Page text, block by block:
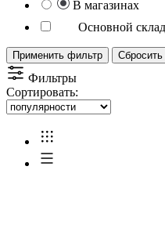
В магазинах
Основной склад
Применить фильтр
Фильтры
Сортировать: